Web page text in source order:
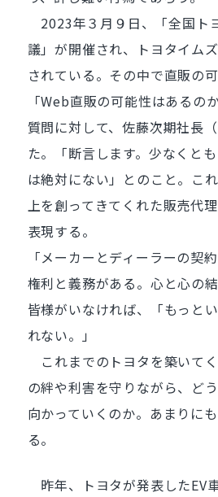
2023年３月９日、
「全国
議」が開催され、トヨタイム
されている。その中で直販の
「Web直販の可能性はあるの
質問に対して、佐藤次期社長
た。「断言します。少なくと
は絶対にない」とのこと。こ
上を創ってきてくれた販売代
表現する。
「メーカーとディーラーの契
権利と義務がある。心と心の
皆様がいなければ、「もっと
れない。」
これまでのトヨタを築いて
の絆や利害を守りながら、ど
向かっていくのか。あまりに
る。
昨年、トヨタが発表したEV